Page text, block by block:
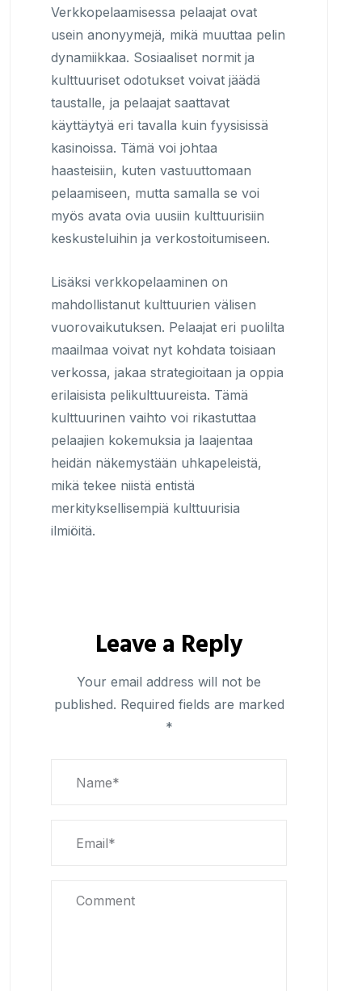
Verkkopelaamisessa pelaajat ovat
usein anonyymejä, mikä muuttaa pelin
dynamiikkaa. Sosiaaliset normit ja
kulttuuriset odotukset voivat jäädä
taustalle, ja pelaajat saattavat
käyttäytyä eri tavalla kuin fyysisissä
kasinoissa. Tämä voi johtaa
haasteisiin, kuten vastuuttomaan
pelaamiseen, mutta samalla se voi
myös avata ovia uusiin kulttuurisiin
keskusteluihin ja verkostoitumiseen.
Lisäksi verkkopelaaminen on
mahdollistanut kulttuurien välisen
vuorovaikutuksen. Pelaajat eri puolilta
maailmaa voivat nyt kohdata toisiaan
verkossa, jakaa strategioitaan ja oppia
erilaisista pelikulttuureista. Tämä
kulttuurinen vaihto voi rikastuttaa
pelaajien kokemuksia ja laajentaa
heidän näkemystään uhkapeleistä,
mikä tekee niistä entistä
merkityksellisempiä kulttuurisia
ilmiöitä.
Leave a Reply
Your email address will not be
published. Required fields are marked
*